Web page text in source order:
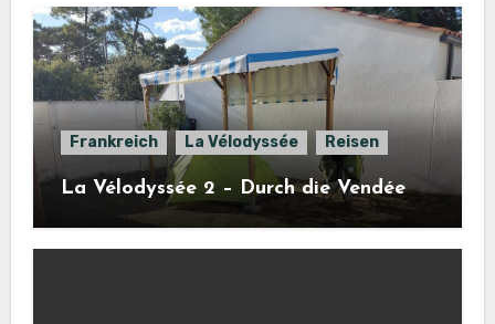
Frankreich La Vélodyssée Reisen
La Vélodyssée 2 – Durch die Vendée